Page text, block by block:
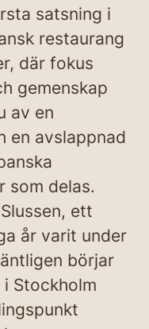
satsning i
restaurang
där fokus
gemenskap
av en
en avslappnad
som delas.
ett
år varit under
börjar
Stockholm